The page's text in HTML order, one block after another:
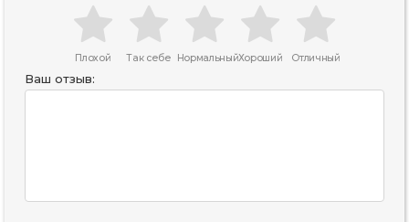
Плохой Так себе НормальныйХороший Отличный
Ваш отзыв: